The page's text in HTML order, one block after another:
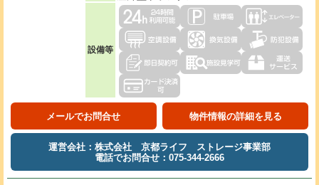
設備等
メールでお問合せ 物件情報の詳細を見る
運営会社：株式会社 京都ライフ ストレージ事業部
電話でお問合せ：075-344-2666